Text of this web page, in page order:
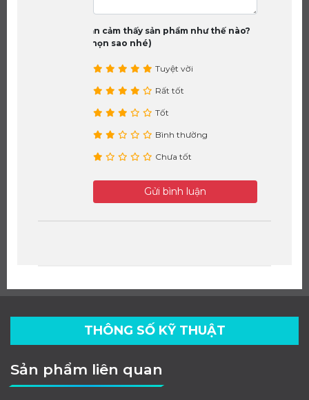
Bạn cảm thấy sản phẩm như thế nào?
(chọn sao nhé)
Tuyệt vời
Rất tốt
Tốt
Bình thường
Chưa tốt
Gửi bình luận
THÔNG SỐ KỸ THUẬT
Sản phẩm liên quan